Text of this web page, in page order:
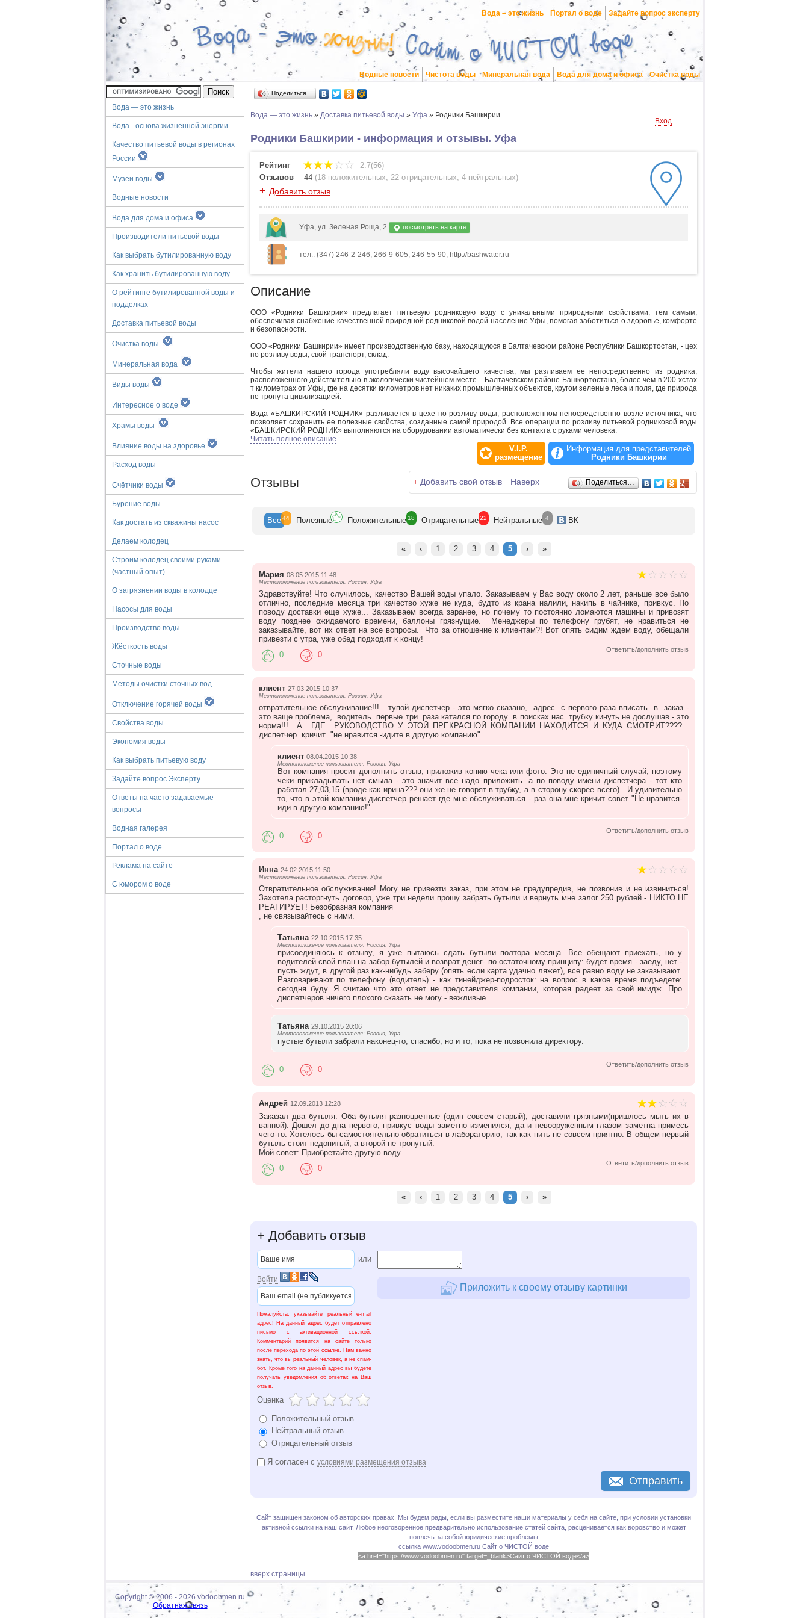
Вода – это жизнь Портал о воде Задайте вопрос эксперту
Водные новости Чистота воды Минеральная вода Вода для дома и офиса Очистка воды
Вода — это жизнь
Вода - основа жизненной энергии
Качество питьевой воды в регионах
России
Музеи воды
Водные новости
Вода для дома и офиса
Производители питьевой воды
Как выбрать бутилированную воду
Как хранить бутилированную воду
О рейтинге бутилированной воды и
подделках
Доставка питьевой воды
Очистка воды
Минеральная вода
Виды воды
Интересное о воде
Храмы воды
Влияние воды на здоровье
Расход воды
Счётчики воды
Бурение воды
Как достать из скважины насос
Делаем колодец
Строим колодец своими руками
(частный опыт)
О загрязнении воды в колодце
Насосы для воды
Производство воды
Жёсткость воды
Сточные воды
Методы очистки сточных вод
Отключение горячей воды
Свойства воды
Экономия воды
Как выбрать питьевую воду
Задайте вопрос Эксперту
Ответы на часто задаваемые
вопросы
Водная галерея
Портал о воде
Реклама на сайте
С юмором о воде
Поделиться…
Вода — это жизнь » Доставка питьевой воды » Уфа » Родники Башкирии
Вход
Родники Башкирии - информация и отзывы. Уфа
Рейтинг
2.7(56)
Отзывов
44 (18 положительных, 22 отрицательных, 4 нейтральных)
+ Добавить отзыв
Уфа, ул. Зеленая Роща, 2 посмотреть на карте
тел.: (347) 246-2-246, 266-9-605, 246-55-90, http://bashwater.ru
Описание
ООО «Родники Башкирии» предлагает питьевую родниковую воду с уникальными природными свойствами, тем самым,
обеспечивая снабжение качественной природной родниковой водой население Уфы, помогая заботиться о здоровье, комфорте
и безопасности.
ООО «Родники Башкирии» имеет производственную базу, находящуюся в Балтачевском районе Республики Башкортостан, - цех
по розливу воды, свой транспорт, склад.
Чтобы жители нашего города употребляли воду высочайшего качества, мы разливаем ее непосредственно из родника,
расположенного действительно в экологически чистейшем месте – Балтачевском районе Башкортостана, более чем в 200-хстах
т километрах от Уфы, где на десятки километров нет никаких промышленных объектов, кругом зеленые леса и поля, где природа
не тронута цивилизацией.
Вода «БАШКИРСКИЙ РОДНИК» разливается в цехе по розливу воды, расположенном непосредственно возле источника, что
позволяет сохранить ее полезные свойства, созданные самой природой. Все операции по розливу питьевой родниковой воды
«БАШКИРСКИЙ РОДНИК» выполняются на оборудовании автоматически без контакта с руками человека.
Миссия компании «РОДНИКИ БАШКИРИИ» - сохранить качество первозданной родниковой воды и обеспечить потребителя
Читать полное описание
V.I.P.
размещение
Информация для представителей
Родники Башкирии
Отзывы + Добавить свой отзыв Наверх Поделиться…
Все 44 Полезные Положительные 18 Отрицательные 22 Нейтральные 4 ВК
« ‹ 1 2 3 4 5 › »
Мария 08.05.2015 11:48
Местоположение пользователя: Россия, Уфа
Здравствуйте! Что случилось, качество Вашей воды упало. Заказываем у Вас воду около 2 лет, раньше все было
отлично, последние месяца три качество хуже не куда, будто из крана налили, накипь в чайнике, привкус. По
поводу доставки еще хуже... Заказываем всегда заранее, но почему то постоянно ломаются машины и привозят
воду позднее ожидаемого времени, баллоны грязнущие. Менеджеры по телефону грубят, не нравиться не
заказывайте, вот их ответ на все вопросы. Что за отношение к клиентам?! Вот опять сидим ждем воду, обещали
привезти с утра, уже обед подходит к концу!
Ответить/дополнить отзыв
0 0
клиент 27.03.2015 10:37
Местоположение пользователя: Россия, Уфа
отвратительное обслуживание!!! тупой диспетчер - это мягко сказано, адрес с первого раза вписать в заказ -
это ваще проблема, водитель первые три раза катался по городу в поисках нас. трубку кинуть не дослушав - это
норма!!! А ГДЕ РУКОВОДСТВО У ЭТОЙ ПРЕКРАСНОЙ КОМПАНИИ НАХОДИТСЯ И КУДА СМОТРИТ????
диспетчер кричит "не нравится -идите в другую компанию".
клиент 08.04.2015 10:38
Местоположение пользователя: Россия, Уфа
Вот компания просит дополнить отзыв, приложив копию чека или фото. Это не единичный случай, поэтому
чеки прикладывать нет смыла - это значит все надо приложить. а по поводу имени диспетчера - тот кто
работал 27,03,15 (вроде как ирина??? они же не говорят в трубку, а в сторону скорее всего). И удивительно
то, что в этой компании диспетчер решает где мне обслуживаться - раз она мне кричит совет "Не нравится-
иди в другую компанию!"
Ответить/дополнить отзыв
0 0
Инна 24.02.2015 11:50
Местоположение пользователя: Россия, Уфа
Отвратительное обслуживание! Могу не привезти заказ, при этом не предупредив, не позвонив и не извиниться!
Захотела расторгнуть договор, уже три недели прошу забрать бутыли и вернуть мне залог 250 рублей - НИКТО НЕ
РЕАГИРУЕТ! Безобразная компания
, не связывайтесь с ними.
Татьяна 22.10.2015 17:35
Местоположение пользователя: Россия, Уфа
присоединяюсь к отзыву, я уже пытаюсь сдать бутыли полтора месяца. Все обещают приехать, но у
водителей свой план на забор бутылей и возврат денег- по остаточному принципу: будет время - заеду, нет -
пусть ждут, в другой раз как-нибудь заберу (опять если карта удачно ляжет), все равно воду не заказывают.
Разговаривают по телефону (водитель) - как тинейджер-подросток: на вопрос в какое время подъедете:
сегодня буду. Я считаю что это ответ не представителя компании, которая радеет за свой имидж. Про
диспетчеров ничего плохого сказать не могу - вежливые
Татьяна 29.10.2015 20:06
Местоположение пользователя: Россия, Уфа
пустые бутыли забрали наконец-то, спасибо, но и то, пока не позвонила директору.
Ответить/дополнить отзыв
0 0
Андрей 12.09.2013 12:28
Заказал два бутыля. Оба бутыля разноцветные (один совсем старый), доставили грязными(пришлось мыть их в
ванной). Дошел до дна первого, привкус воды заметно изменился, да и невооруженным глазом заметна примесь
чего-то. Хотелось бы самостоятельно обратиться в лабораторию, так как пить не совсем приятно. В общем первый
бутыль стоит недопитый, а второй не тронутый.
Мой совет: Приобретайте другую воду.
Ответить/дополнить отзыв
0 0
« ‹ 1 2 3 4 5 › »
+ Добавить отзыв
или
Войти
Пожалуйста, указывайте реальный e-mail
адрес! На данный адрес будет отправлено
письмо с активационной ссылкой.
Комментарий появится на сайте только
после перехода по этой ссылке. Нам важно
знать, что вы реальный человек, а не спам-
бот. Кроме того на данный адрес вы будете
получать уведомления об ответах на Ваш
отзыв.
Оценка
Положительный отзыв
Нейтральный отзыв
Отрицательный отзыв
Приложить к своему отзыву картинки
Я согласен с условиями размещения отзыва
Отправить
Сайт защищен законом об авторских правах. Мы будем рады, если вы разместите наши материалы у себя на сайте, при условии установки
активной ссылки на наш сайт. Любое неоговоренное предварительно использование статей сайта, расценивается как воровство и может
повлечь за собой юридические проблемы
ссылка www.vodoobmen.ru Сайт о ЧИСТОЙ воде
<a href="https://www.vodoobmen.ru" target=_blank>Сайт о ЧИСТОЙ воде</a>
вверх страницы
Copyright © 2006 - 2026 vodoobmen.ru
Обратная связь